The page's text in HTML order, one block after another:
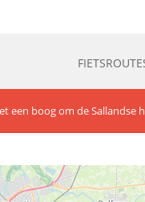
een boog om de Sallandse